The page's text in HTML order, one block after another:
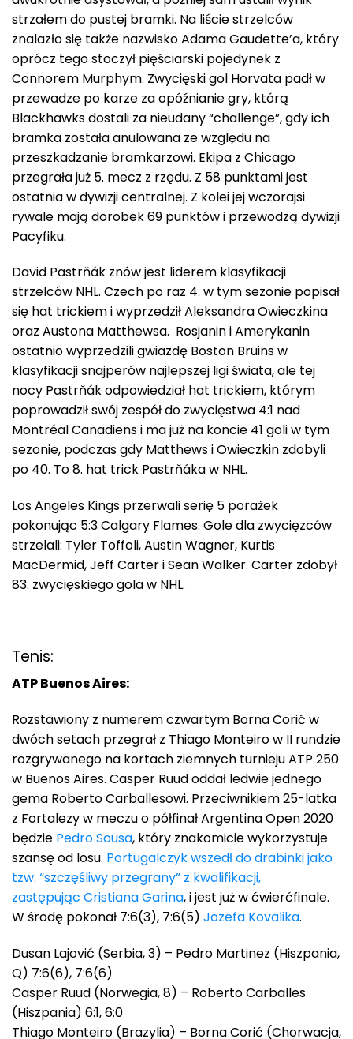
strzałem do pustej bramki. Na liście strzelców
znalazło się także nazwisko Adama Gaudette’a, który
oprócz tego stoczył pięściarski pojedynek z
Connorem Murphym. Zwycięski gol Horvata padł w
przewadze po karze za opóźnianie gry, którą
Blackhawks dostali za nieudany “challenge”, gdy ich
bramka została anulowana ze względu na
przeszkadzanie bramkarzowi. Ekipa z Chicago
przegrała już 5. mecz z rzędu. Z 58 punktami jest
ostatnia w dywizji centralnej. Z kolei jej wczorajsi
rywale mają dorobek 69 punktów i przewodzą dywizji
Pacyfiku.
David Pastrňák znów jest liderem klasyfikacji
strzelców NHL. Czech po raz 4. w tym sezonie popisał
się hat trickiem i wyprzedził Aleksandra Owieczkina
oraz Austona Matthewsa. Rosjanin i Amerykanin
ostatnio wyprzedzili gwiazdę Boston Bruins w
klasyfikacji snajperów najlepszej ligi świata, ale tej
nocy Pastrňák odpowiedział hat trickiem, którym
poprowadził swój zespół do zwycięstwa 4:1 nad
Montréal Canadiens i ma już na koncie 41 goli w tym
sezonie, podczas gdy Matthews i Owieczkin zdobyli
po 40. To 8. hat trick Pastrňáka w NHL.
Los Angeles Kings przerwali serię 5 porażek
pokonując 5:3 Calgary Flames. Gole dla zwycięzców
strzelali: Tyler Toffoli, Austin Wagner, Kurtis
MacDermid, Jeff Carter i Sean Walker. Carter zdobył
83. zwycięskiego gola w NHL.
Tenis:
ATP Buenos Aires:
Rozstawiony z numerem czwartym Borna Corić w
dwóch setach przegrał z Thiago Monteiro w II rundzie
rozgrywanego na kortach ziemnych turnieju ATP 250
w Buenos Aires. Casper Ruud oddał ledwie jednego
gema Roberto Carballesowi. Przeciwnikiem 25-latka
z Fortalezy w meczu o półfinał Argentina Open 2020
będzie Pedro Sousa, który znakomicie wykorzystuje
szansę od losu. Portugalczyk wszedł do drabinki jako
tzw. “szczęśliwy przegrany” z kwalifikacji,
zastępując Cristiana Garina, i jest już w ćwierćfinale.
W środę pokonał 7:6(3), 7:6(5) Jozefa Kovalika.
Dusan Lajović (Serbia, 3) – Pedro Martinez (Hiszpania,
Q) 7:6(6), 7:6(6)
Casper Ruud (Norwegia, 8) – Roberto Carballes
(Hiszpania) 6:1, 6:0
Thiago Monteiro (Brazylia) – Borna Corić (Chorwacja,